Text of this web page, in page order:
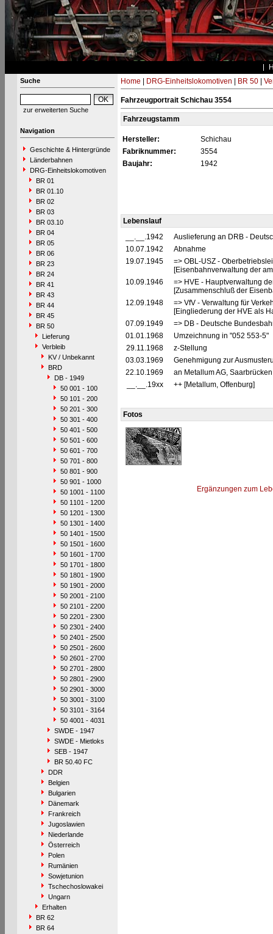
Suche
zur erweiterten Suche
Navigation
Geschichte & Hintergründe
Länderbahnen
DRG-Einheitslokomotiven
BR 01
BR 01.10
BR 02
BR 03
BR 03.10
BR 04
BR 05
BR 06
BR 23
BR 24
BR 41
BR 43
BR 44
BR 45
BR 50
Lieferung
Verbleib
KV / Unbekannt
BRD
DB - 1949
50 001 - 100
50 101 - 200
50 201 - 300
50 301 - 400
50 401 - 500
50 501 - 600
50 601 - 700
50 701 - 800
50 801 - 900
50 901 - 1000
50 1001 - 1100
50 1101 - 1200
50 1201 - 1300
50 1301 - 1400
50 1401 - 1500
50 1501 - 1600
50 1601 - 1700
50 1701 - 1800
50 1801 - 1900
50 1901 - 2000
50 2001 - 2100
50 2101 - 2200
50 2201 - 2300
50 2301 - 2400
50 2401 - 2500
50 2501 - 2600
50 2601 - 2700
50 2701 - 2800
50 2801 - 2900
50 2901 - 3000
50 3001 - 3100
50 3101 - 3164
50 4001 - 4031
SWDE - 1947
SWDE - Mietloks
SEB - 1947
BR 50.40 FC
DDR
Belgien
Bulgarien
Dänemark
Frankreich
Jugoslawien
Niederlande
Österreich
Polen
Rumänien
Sowjetunion
Tschechoslowakei
Ungarn
Erhalten
BR 62
BR 64
Home DRG-Einheitslokomotiven BR 50|
Fahrzeugportrait Schichau 3554
Fahrzeugstamm
Hersteller:
Schichau
Fabriknummer:
3554
Baujahr:
1942
Lebenslauf
__.__.1942
Auslieferung an DRB -
10.07.1942
Abnahme
19.07.1945
=> OBL-USZ -
[Eisenbahnverwaltung der
10.09.1946
=> HVE - Hauptverwaltung
[Zusammenschluß der
12.09.1948
=> VfV - Verwaltung für
[Eingliederung der HVE als
07.09.1949
=> DB - Deutsche
01.01.1968
Umzeichnung in "052 553-5"
29.11.1968
z-Stellung
03.03.1969
Genehmigung zur
22.10.1969
an Metallum AG,
__.__.19xx
++ [Metallum, Offenburg]
Fotos
Ergänzungen zum